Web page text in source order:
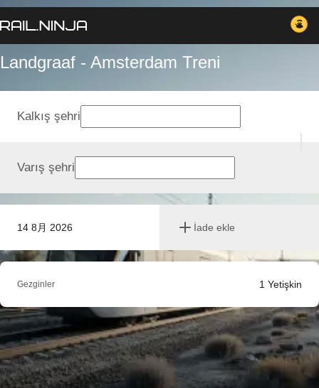
Landgraaf - Amsterdam Treni
14 8月 2026 İade ekle
Kalkış şehri
Varış şehri
Gezginler 1 Yetişkin